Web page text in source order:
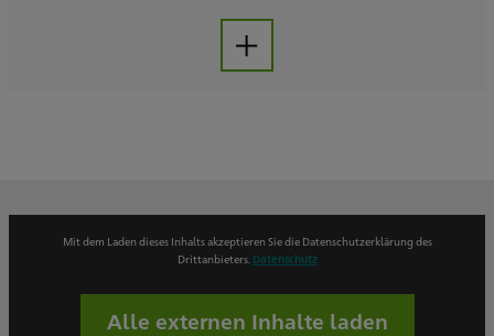
Aufklappen
Mit dem Laden dieses Inhalts akzeptieren Sie die Datenschutzerklärung des
Drittanbieters. Datenschutz
Alle externen Inhalte laden